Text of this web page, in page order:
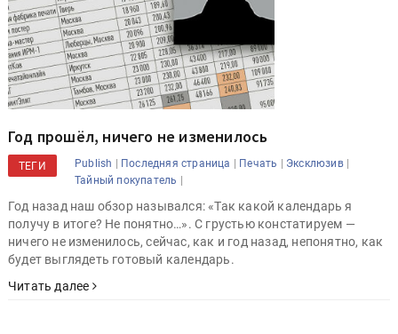
Год прошёл, ничего не изменилось
ТЕГИ Publish | Последняя страница | Печать | Эксклюзив|
Тайный покупатель |
Год назад наш обзор назывался: «Так какой календарь я
получу в итоге? Не понятно…». С грустью констатируем —
ничего не изменилось, сейчас, как и год назад, непонятно, как
будет выглядеть готовый календарь.
Читать далее